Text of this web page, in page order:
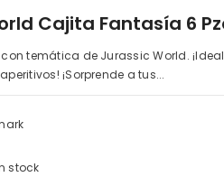
Cajita Fantasía 6
temática de Jurassic World.
¡Sorprende a tus...
stock